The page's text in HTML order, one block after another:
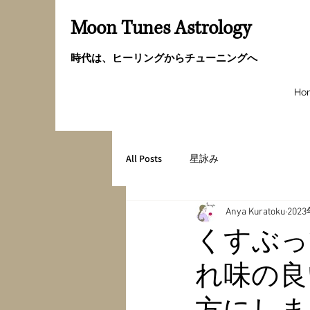
Moon Tunes Astrology
時代は、ヒーリングからチューニングへ
All Posts 星詠み
くすぶ
れ味の
Anya Kuratoku